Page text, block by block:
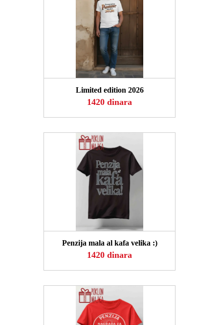
POGLEDAJ
Limited edition 2026
1420 dinara
POGLEDAJ
Penzija mala al kafa velika :)
1420 dinara